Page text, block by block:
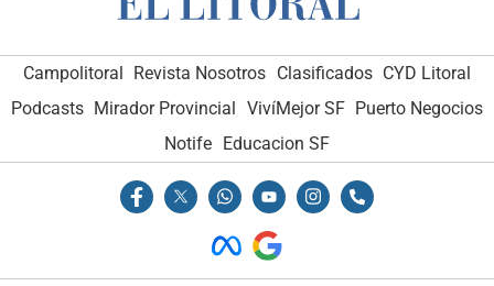
Campolitoral Revista Nosotros Clasificados CYD Litoral
Podcasts Mirador Provincial VivíMejor SF Puerto Negocios
Notife Educacion SF